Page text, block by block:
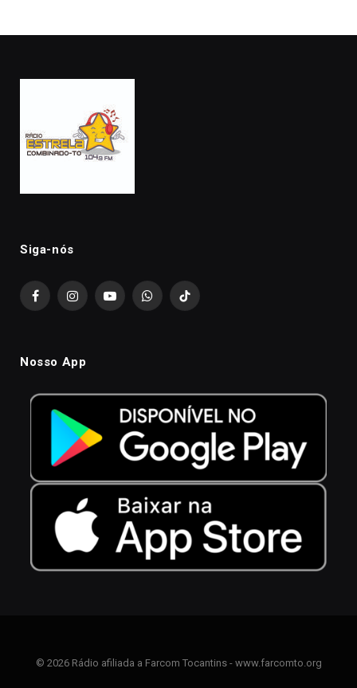
Siga-nós
FacebookInstagramYouTubeWhatsAppTikTok
Nosso App
© 2026 Rádio afiliada a Farcom Tocantins - www.farcomto.org